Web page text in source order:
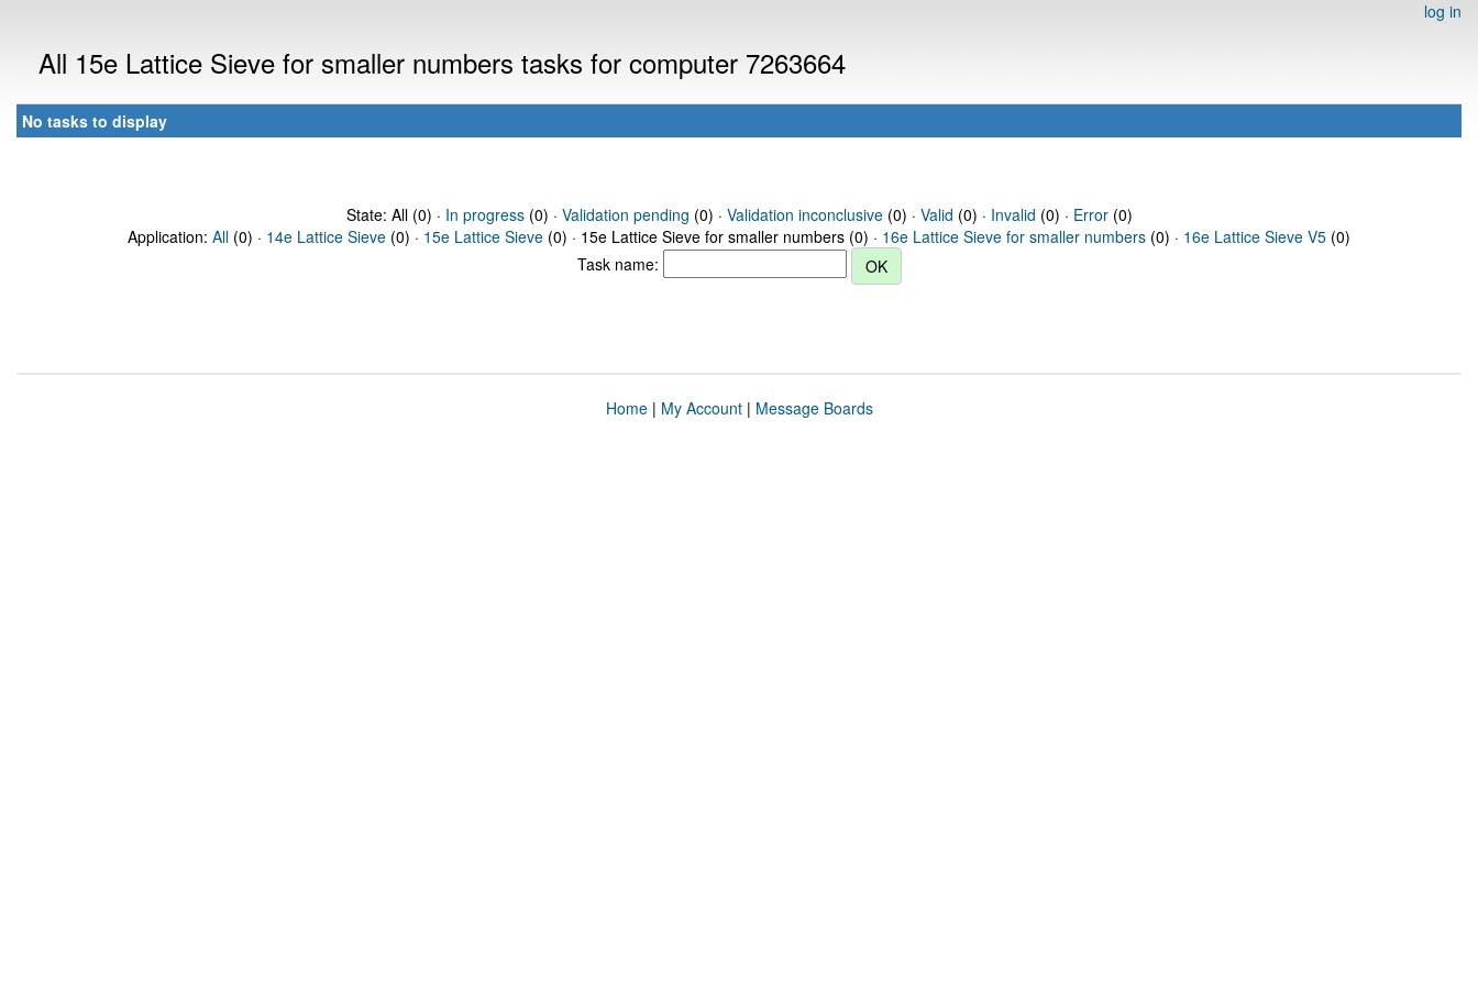
log in
All 15e Lattice Sieve for smaller numbers tasks for computer 7263664
No tasks to display
State: All (0) · In progress(0) · Validation pending (0) · Validation inconclusive(0) · Valid (0) · Invalid (0) · Error(0)
Application: All (0) · 14e Lattice Sieve (0) · 15e Lattice Sieve (0) · 15e Lattice Sieve for smaller numbers (0) · 16e Lattice Sieve for smaller numbers (0) · 16e Lattice Sieve V5 (0)
Task name:
Home| My Account| Message Boards